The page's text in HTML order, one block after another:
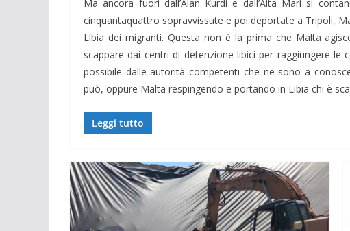
Ma ancora fuori dall’Alan Kurdi e dall’Aita Mari si
cinquantaquattro sopravvissute e poi deportate a Tripoli,
Libia dei migranti. Questa non è la prima che Malta
scappare dai centri di detenzione libici per raggiungere
possibile dalle autorità competenti che ne sono a
può, oppure Malta respingendo e portando in Libia chi è
Leggi tutto